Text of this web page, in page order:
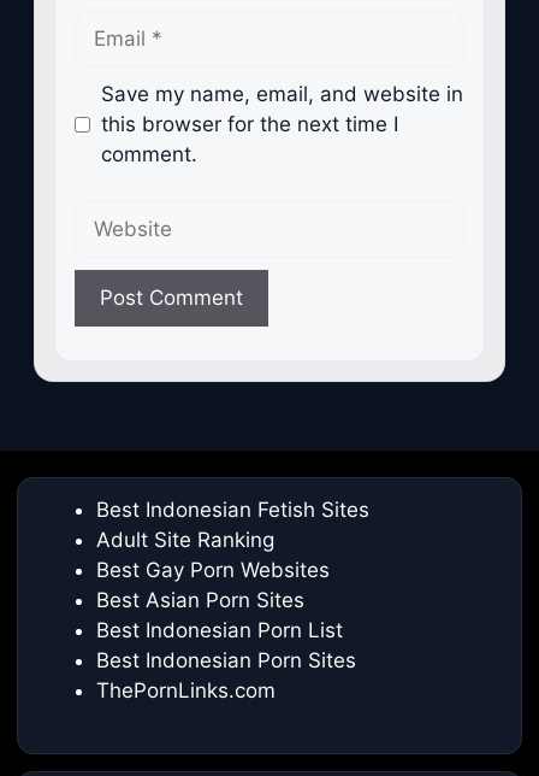
Email
Save my name, email, and website in
this browser for the next time I
comment.
Best Indonesian Fetish Sites
Adult Site Ranking
Best Gay Porn Websites
Best Asian Porn Sites
Best Indonesian Porn List
Best Indonesian Porn Sites
ThePornLinks.com